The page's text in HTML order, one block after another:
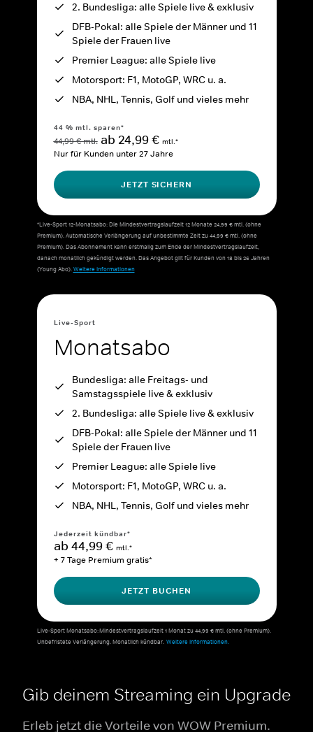
2. Bundesliga: alle Spiele live & exklusiv
DFB-Pokal: alle Spiele der Männer und 11
Spiele der Frauen live
Premier League: alle Spiele live
Motorsport: F1, MotoGP, WRC u. a.
NBA, NHL, Tennis, Golf und vieles mehr
44 % mtl. sparen*
44,99 € mtl. ab 24,99 € mtl.*
Nur für Kunden unter 27 Jahre
JETZT SICHERN
*Live-Sport 12-Monatsabo: Die Mindestvertragslaufzeit 12 Monate 24,99 € mtl. (ohne
Premium). Automatische Verlängerung auf unbestimmte Zeit zu 44,99 € mtl. (ohne
Premium). Das Abonnement kann erstmalig zum Ende der Mindestvertragslaufzeit,
danach monatlich gekündigt werden. Das Angebot gilt für Kunden von 18 bis 26 Jahren
(Young Abo).Weitere Informationen
Live-Sport
Monatsabo
Bundesliga: alle Freitags- und
Samstagsspiele live & exklusiv
2. Bundesliga: alle Spiele live & exklusiv
DFB-Pokal: alle Spiele der Männer und 11
Spiele der Frauen live
Premier League: alle Spiele live
Motorsport: F1, MotoGP, WRC u. a.
NBA, NHL, Tennis, Golf und vieles mehr
Jederzeit kündbar*
ab 44,99 € mtl.*
+ 7 Tage Premium gratis*
JETZT BUCHEN
Live-Sport Monatsabo: Mindestvertragslaufzeit 1 Monat zu 44,99 € mtl. (ohne Premium).
Unbefristete Verlängerung. Monatlich kündbar. Weitere Informationen.
Gib deinem Streaming ein Upgrade
Erleb jetzt die Vorteile von WOW Premium.